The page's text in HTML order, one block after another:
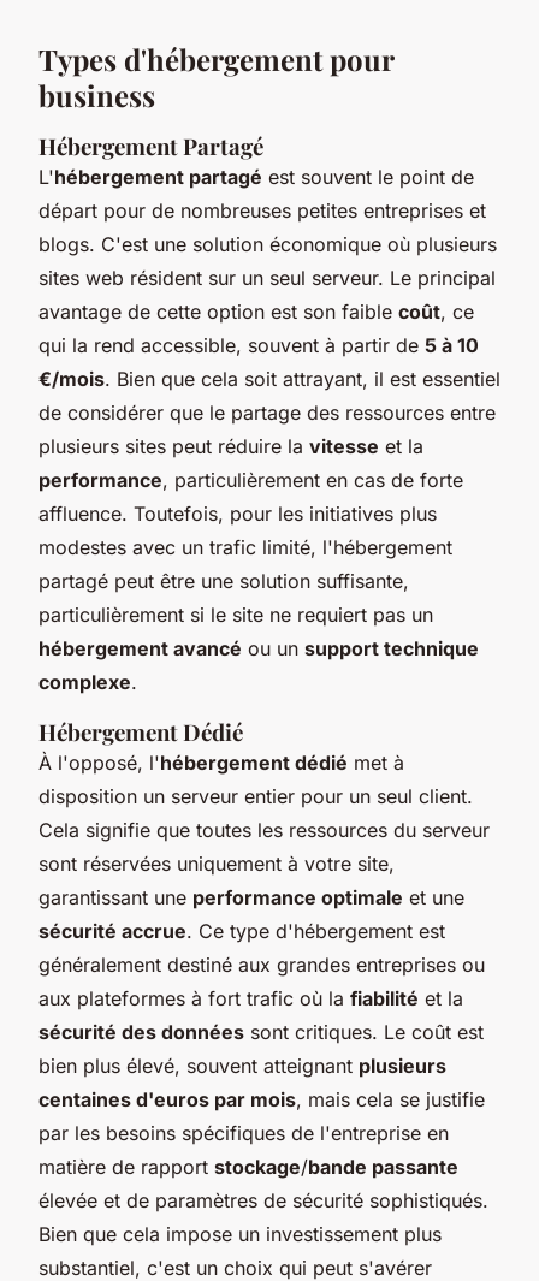
Types d'hébergement pour
business
Hébergement Partagé
L'hébergement partagé est souvent le point de
départ pour de nombreuses petites entreprises et
blogs. C'est une solution économique où plusieurs
sites web résident sur un seul serveur. Le principal
avantage de cette option est son faible coût, ce
qui la rend accessible, souvent à partir de 5 à 10
€/mois. Bien que cela soit attrayant, il est essentiel
de considérer que le partage des ressources entre
plusieurs sites peut réduire la vitesse et la
performance, particulièrement en cas de forte
affluence. Toutefois, pour les initiatives plus
modestes avec un trafic limité, l'hébergement
partagé peut être une solution suffisante,
particulièrement si le site ne requiert pas un
hébergement avancé ou un support technique
complexe.
Hébergement Dédié
À l'opposé, l'hébergement dédié met à
disposition un serveur entier pour un seul client.
Cela signifie que toutes les ressources du serveur
sont réservées uniquement à votre site,
garantissant une performance optimale et une
sécurité accrue. Ce type d'hébergement est
généralement destiné aux grandes entreprises ou
aux plateformes à fort trafic où la fiabilité et la
sécurité des données sont critiques. Le coût est
bien plus élevé, souvent atteignant plusieurs
centaines d'euros par mois, mais cela se justifie
par les besoins spécifiques de l'entreprise en
matière de rapport stockage/bande passante
élevée et de paramètres de sécurité sophistiqués.
Bien que cela impose un investissement plus
substantiel, c'est un choix qui peut s'avérer